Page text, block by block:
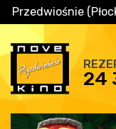
Przedwiośnie
24